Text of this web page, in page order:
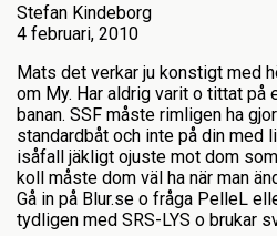
Stefan Kindeborg
4 februari, 2010
Mats det verkar ju konstigt med
om My. Har aldrig varit o tittat på
banan. SSF måste rimligen ha
standardbåt och inte på din med
isåfall jäkligt ojuste mot dom
koll måste dom väl ha när man
Gå in på Blur.se o fråga PelleL
tydligen med SRS-LYS o brukar